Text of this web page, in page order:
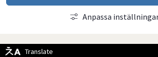
Anpassa
Translate